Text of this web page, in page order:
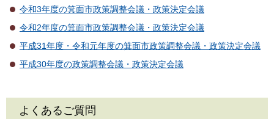
令和3年度の箕面市政策調整会議・政策決定会議
令和2年度の箕面市政策調整会議・政策決定会議
平成31年度・令和元年度の箕面市政策調整会議・政策決定会議
平成30年度の政策調整会議・政策決定会議
よくあるご質問